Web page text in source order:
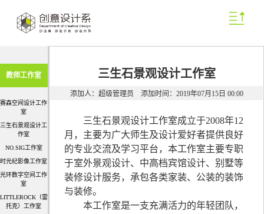
教师工作室
赛森空间设计工作
室
三生石景观设计工
作室
NO.SIG工作室
时光纪影像工作室
光环数字空间工作
室
LITTLEROCK（雷
托克）工作室
三生石景观设计工作室
添加人：超级管理员 添加时间：2019年07月15日 00:00
三生石景观设计工作室成立于2008年12
月，主要为广大师生及设计爱好者提供良好
的专业交流及学习平台，本工作室主要专职
于室外景观设计、中高档宾馆设计、别墅等
装修设计服务，承包各类家装、公装的装饰
与装修。
本工作室是一支充满活力的年轻团队，